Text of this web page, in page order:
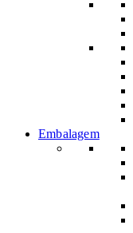
Embalagem